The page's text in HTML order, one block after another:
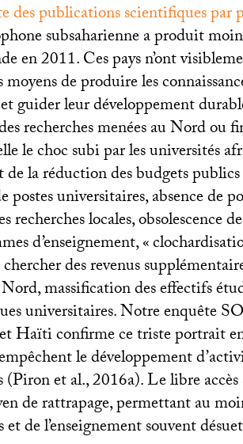
des publications scientifiques par
subsaharienne a produit
en 2011. Ces pays n’ont
de produire les
guider leur développement
recherches menées au Nord ou
le choc subi par les universités
la réduction des budgets
universitaires, absence de
recherches locales, obsolescence
d’enseignement, «
des revenus
massification des effectifs
universitaires. Notre enquête
Haïti confirme ce triste portrait
le développement
(Piron et al., 2016a). Le libre accès
de rattrapage, permettant au
de l’enseignement souvent